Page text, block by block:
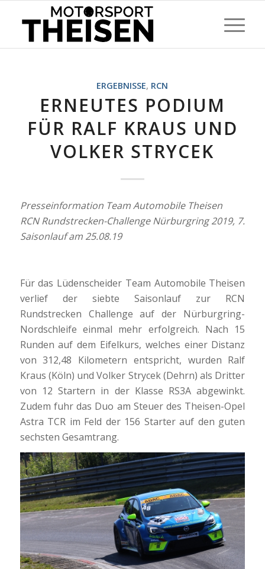
ERGEBNISSE, RCN
ERNEUTES PODIUM
FÜR RALF KRAUS UND
VOLKER STRYCEK
Presseinformation Team Automobile Theisen
RCN Rundstrecken-Challenge Nürburgring 2019, 7.
Saisonlauf am 25.08.19
Für das Lüdenscheider Team Automobile Theisen
verlief der siebte Saisonlauf zur RCN
Rundstrecken Challenge auf der Nürburgring-
Nordschleife einmal mehr erfolgreich. Nach 15
Runden auf dem Eifelkurs, welches einer Distanz
von 312,48 Kilometern entspricht, wurden Ralf
Kraus (Köln) und Volker Strycek (Dehrn) als Dritter
von 12 Startern in der Klasse RS3A abgewinkt.
Zudem fuhr das Duo am Steuer des Theisen-Opel
Astra TCR im Feld der 156 Starter auf den guten
sechsten Gesamtrang.